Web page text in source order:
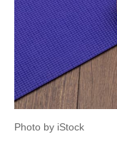
Photo by iStock